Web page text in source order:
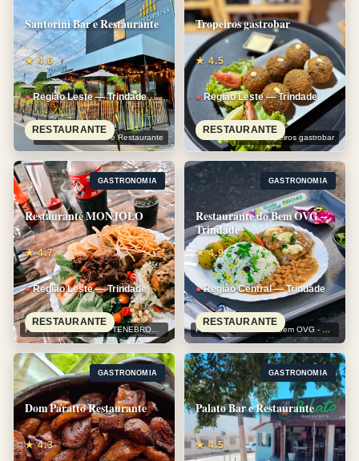
Foto: Santorini Bar e Restaurante
Santorini Bar e Restaurante
★ 4.6
Região Leste — Trindade
RESTAURANTE
Foto: Tropeiros gastrobar
Tropeiros gastrobar
★ 4.5
Região Leste — Trindade
RESTAURANTE
Foto: Gabriel ESCUDO TENEBROSO MG
GASTRONOMIA
Restaurante MONJOLO
★ 4.7
Região Leste — Trindade
RESTAURANTE
Foto: Restaurante do Bem OVG - Trindade
GASTRONOMIA
Restaurante do Bem OVG –
Trindade
★ 4.9
Região Central — Trindade
RESTAURANTE
GASTRONOMIA
Dom Paratto Restaurante
★ 4.3
GASTRONOMIA
Palato Bar e Restaurante
★ 4.5